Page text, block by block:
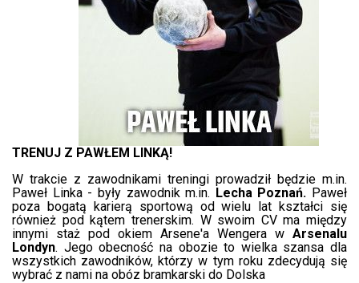
TRENUJ Z PAWŁEM LINKĄ!
W trakcie z zawodnikami treningi prowadził będzie m.in.
Paweł Linka - były zawodnik m.in. Lecha Poznań. Paweł
poza bogatą karierą sportową od wielu lat kształci się
również pod kątem trenerskim. W swoim CV ma między
innymi staż pod okiem Arsene'a Wengera w Arsenalu
Londyn. Jego obecność na obozie to wielka szansa dla
wszystkich zawodników, którzy w tym roku zdecydują się
wybrać z nami na obóz bramkarski do Dolska